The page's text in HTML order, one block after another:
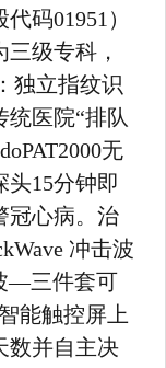
码01951）
级专科，
独立指纹识
医院“排队
无
头15分钟即
冠心病。治
冲击波
三件套可
能触控屏上
数并自主决